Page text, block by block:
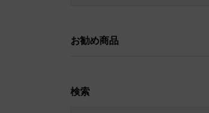
お勧め商品
検索